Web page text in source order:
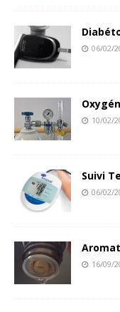
06/02/
10/02/
Suivi
06/02/
16/09/